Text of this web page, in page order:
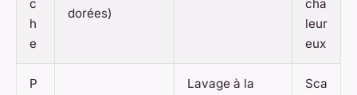
c
h
e
dorées)
cha
leur
eux
P
Lavage à la
Sca